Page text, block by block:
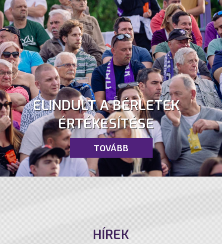
ELINDULT A BÉRLETEK
ÉRTÉKESÍTÉSE
TOVÁBB
HÍREK